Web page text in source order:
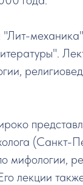
"Лит-
(Санкт-
мифологии,
лекции